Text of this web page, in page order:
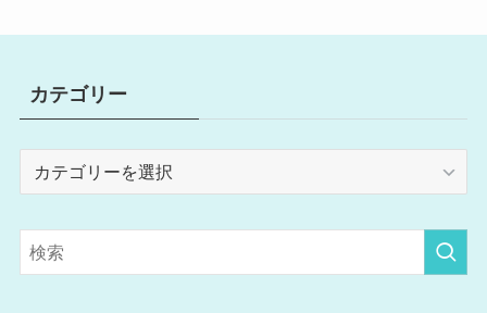
カテゴリー
リ
ー